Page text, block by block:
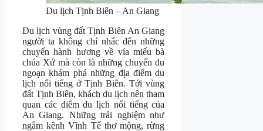
Du lịch Tịnh Biên – An Giang
Du lịch vùng đất Tịnh Biên An Giang
người ta không chỉ nhắc đến những
chuyến hành hương về vía miếu bà
chúa Xứ mà còn là những chuyến du
ngoạn khám phá những địa điểm du
lịch nổi tiếng ở Tịnh Biên. Tới vùng
đất Tịnh Biên, khách du lịch nên tham
quan các điểm du lịch nổi tiếng của
An Giang. Những trải nghiệm như
ngắm kênh Vĩnh Tế thơ mộng, rừng